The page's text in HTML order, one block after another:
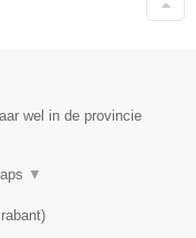
wel in de provincie
▼
)